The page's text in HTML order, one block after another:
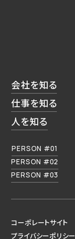
会社を知る
仕事を知る
人を知る
PERSON #01
PERSON #02
PERSON #03
コーポレートサイト
プライバシーポリシー